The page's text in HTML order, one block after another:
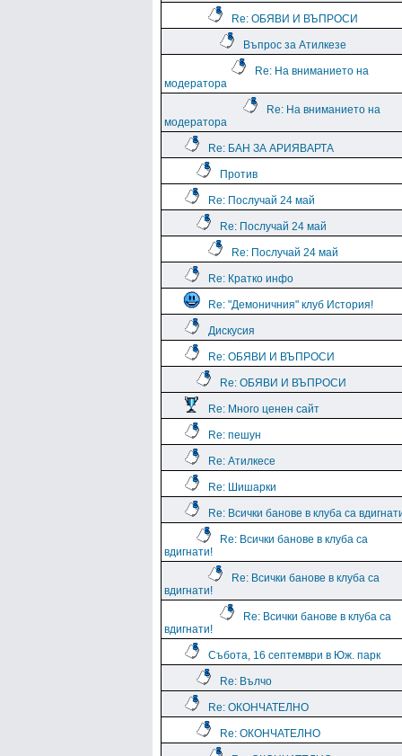
Re: ОБЯВИ И ВЪПРОСИ
Въпрос за Атилкезе
Re: На вниманието на
модератора
Re: На вниманието на
модератора
Re: БАН ЗА АРИЯВАРТА
Против
Re: Послучай 24 май
Re: Послучай 24 май
Re: Послучай 24 май
Re: Кратко инфо
Re: "Демоничния" клуб История!
Дискусия
Re: ОБЯВИ И ВЪПРОСИ
Re: ОБЯВИ И ВЪПРОСИ
Re: Много ценен сайт
Re: пешун
Re: Атилкесе
Re: Шишарки
Re: Всички банове в клуба са
Re: Всички банове в клуба са
вдигнати!
Re: Всички банове в клуба са
вдигнати!
Re: Всички банове в клуба са
вдигнати!
Събота, 16 септември в Юж. парк
Re: Вълчо
Re: ОКОНЧАТЕЛНО
Re: ОКОНЧАТЕЛНО